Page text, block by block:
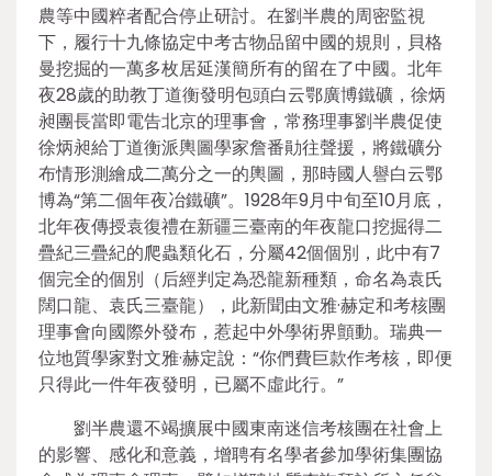
農等中國粹者配合停止研討。在劉半農的周密監視
下，履行十九條協定中考古物品留中國的規則，貝格
曼挖掘的一萬多枚居延漢簡所有的留在了中國。北年
夜28歲的助教丁道衡發明包頭白云鄂廣博鐵礦，徐炳
昶團長當即電告北京的理事會，常務理事劉半農促使
徐炳昶給丁道衡派輿圖學家詹番勛往聲援，將鐵礦分
布情形測繪成二萬分之一的輿圖，那時國人譽白云鄂
博為“第二個年夜冶鐵礦”。1928年9月中旬至10月底，
北年夜傳授袁復禮在新疆三臺南的年夜龍口挖掘得二
疊紀三疊紀的爬蟲類化石，分屬42個個別，此中有7
個完全的個別（后經判定為恐龍新種類，命名為袁氏
闊口龍、袁氏三臺龍），此新聞由文雅·赫定和考核團
理事會向國際外發布，惹起中外學術界顫動。瑞典一
位地質學家對文雅·赫定說：“你們費巨款作考核，即便
只得此一件年夜發明，已屬不虛此行。”
劉半農還不竭擴展中國東南迷信考核團在社會上
的影響、感化和意義，增聘有名學者參加學術集團協